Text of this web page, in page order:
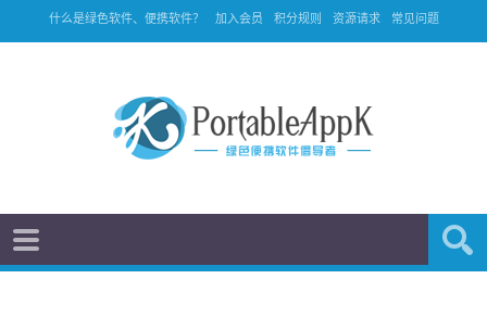
什么是绿色软件、便携软件？ 加入会员 积分规则 资源请求 常见问题